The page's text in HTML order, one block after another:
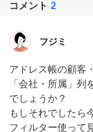
コメント 2
フジミ
アドレス帳の顧客
「会社・所属」列
でしょうか？
もしそれでしたら
フィルター使って